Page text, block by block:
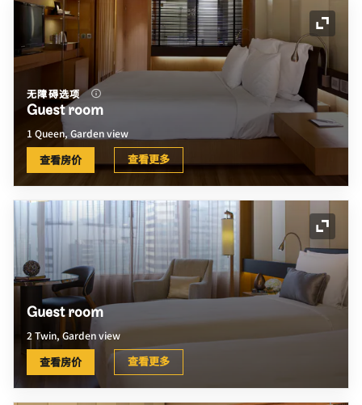
展开
无障碍选项
Guest room
1 Queen, Garden view
查看房价 查看更多
展开
Guest room
2 Twin, Garden view
查看房价 查看更多